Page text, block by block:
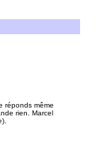
réponds même
rien. Marcel